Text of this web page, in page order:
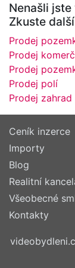
Nenašli
Zkuste
Prodej
Prodej
Prodej
Prodej polí
Prodej zahrad
Ceník inzerce
Importy
Blog
Realitní
Všeobecné
Kontakty